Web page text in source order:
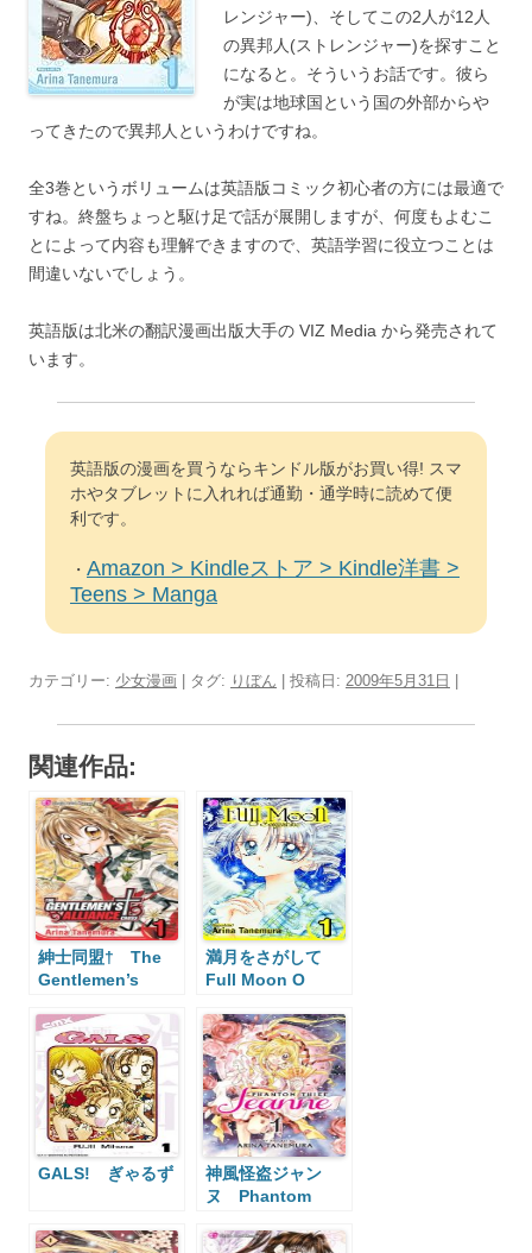
レンジャー)、そしてこの2人が12人
の異邦人(ストレンジャー)を探すこと
になると。そういうお話です。彼ら
が実は地球国という国の外部からや
ってきたので異邦人というわけですね。
全3巻というボリュームは英語版コミック初心者の方には最適で
すね。終盤ちょっと駆け足で話が展開しますが、何度もよむこ
とによって内容も理解できますので、英語学習に役立つことは
間違いないでしょう。
英語版は北米の翻訳漫画出版大手の VIZ Media から発売されて
います。
英語版の漫画を買うならキンドル版がお買い得! スマ
ホやタブレットに入れれば通勤・通学時に読めて便
利です。
・ Amazon > Kindleストア > Kindle洋書 >
Teens > Manga
カテゴリー: 少女漫画 | タグ: りぼん | 投稿日: 2009年5月31日
関連作品:
紳士同盟† The
Gentlemen’s
満月をさがして
Full Moon O
GALS! ぎゃるず
神風怪盗ジャン
ヌ Phantom